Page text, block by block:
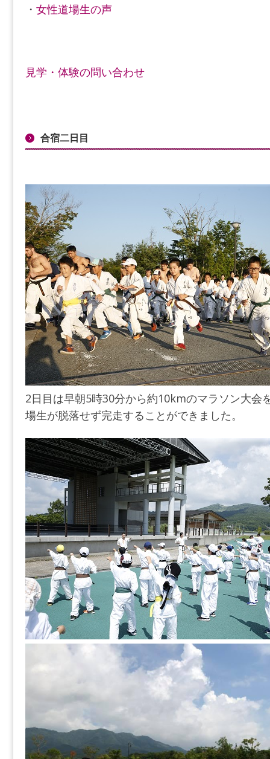
・ 女性道場生の声
見学・体験の問い合わせ
合宿二日目
2日目は早朝5時30分から約10kmのマラソン大会
場生が脱落せず完走することができました。